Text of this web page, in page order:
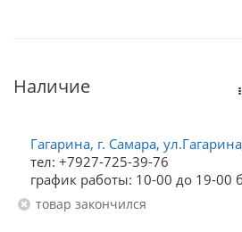
Наличие
Гагарина, г. Самара,
тел: +7927-725-39-76
график работы: 10-00 до 19-00
Товар закончился